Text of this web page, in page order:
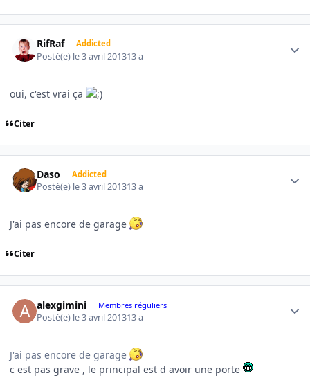
RifRaf Addicted
Posté(e) le 3 avril 201313 a
oui, c'est vrai ça
Citer
Daso Addicted
Posté(e) le 3 avril 201313 a
J'ai pas encore de garage
Citer
alexgimini Membres réguliers
Posté(e) le 3 avril 201313 a
J'ai pas encore de garage
c est pas grave , le principal est d avoir une porte